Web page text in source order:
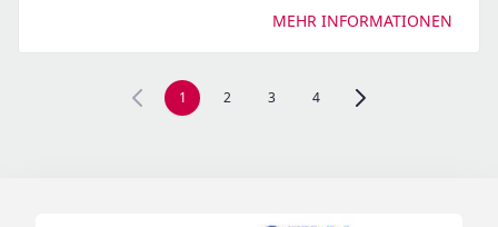
MEHR INFORMATIONEN
1 2 3 4 Zur nächsten Seite,